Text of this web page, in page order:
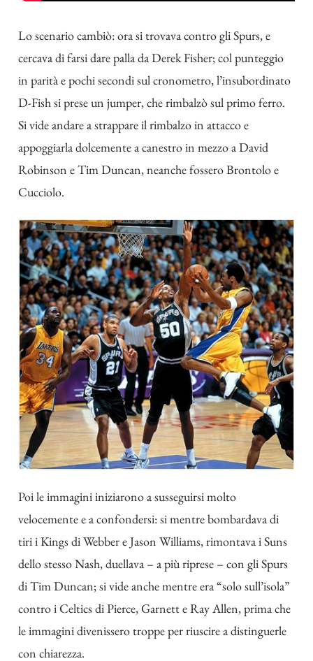
Lo scenario cambiò: ora si trovava contro gli Spurs, e
cercava di farsi dare palla da Derek Fisher; col punteggio
in parità e pochi secondi sul cronometro, l’insubordinato
D-Fish si prese un jumper, che rimbalzò sul primo ferro.
Si vide andare a strappare il rimbalzo in attacco e
appoggiarla dolcemente a canestro in mezzo a David
Robinson e Tim Duncan, neanche fossero Brontolo e
Cucciolo.
Poi le immagini iniziarono a susseguirsi molto
velocemente e a confondersi: si mentre bombardava di
tiri i Kings di Webber e Jason Williams, rimontava i Suns
dello stesso Nash, duellava – a più riprese – con gli Spurs
di Tim Duncan; si vide anche mentre era “solo sull’isola”
contro i Celtics di Pierce, Garnett e Ray Allen, prima che
le immagini divenissero troppe per riuscire a distinguerle
con chiarezza.